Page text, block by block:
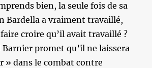
bien, la seule fois de sa
Bardella a vraiment travaillé,
croire qu’il avait travaillé ?
promet qu’il ne laissera
» dans le combat contre